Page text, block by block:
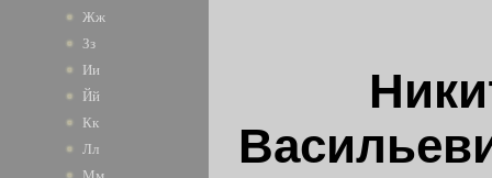
Жж
Зз
Ии
Йй
Кк
Лл